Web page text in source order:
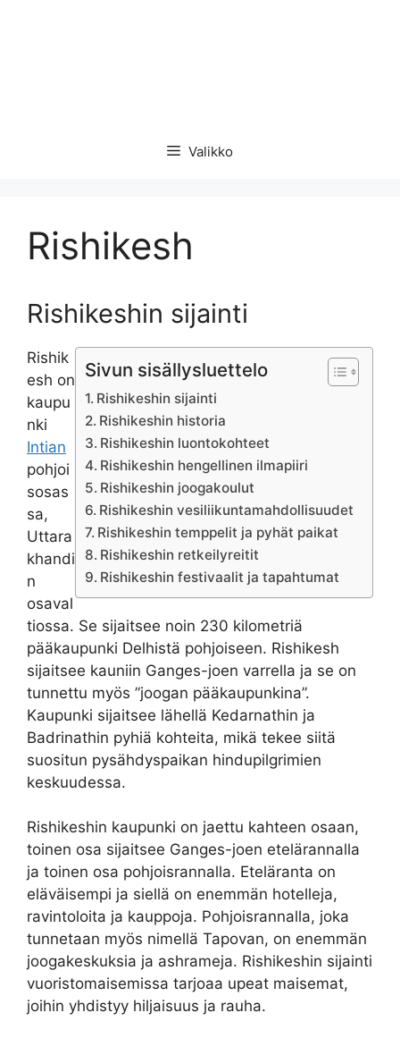
Valikko
Rishikesh
Rishikeshin sijainti
Sivun sisällysluettelo
Rishikeshin sijainti
Rishikeshin historia
Rishikeshin luontokohteet
Rishikeshin hengellinen ilmapiiri
Rishikeshin joogakoulut
Rishikeshin vesiliikuntamahdollisuudet
Rishikeshin temppelit ja pyhät paikat
Rishikeshin retkeilyreitit
Rishikeshin festivaalit ja tapahtumat
Rishik
esh on
kaupu
nki
Intian
pohjoi
sosas
sa,
Uttara
khandi
n
osaval
tiossa. Se sijaitsee noin 230 kilometriä
pääkaupunki Delhistä pohjoiseen. Rishikesh
sijaitsee kauniin Ganges-joen varrella ja se on
tunnettu myös ”joogan pääkaupunkina”.
Kaupunki sijaitsee lähellä Kedarnathin ja
Badrinathin pyhiä kohteita, mikä tekee siitä
suositun pysähdyspaikan hindupilgrimien
keskuudessa.
Rishikeshin kaupunki on jaettu kahteen osaan,
toinen osa sijaitsee Ganges-joen etelärannalla
ja toinen osa pohjoisrannalla. Eteläranta on
eläväisempi ja siellä on enemmän hotelleja,
ravintoloita ja kauppoja. Pohjoisrannalla, joka
tunnetaan myös nimellä Tapovan, on enemmän
joogakeskuksia ja ashrameja. Rishikeshin sijainti
vuoristomaisemissa tarjoaa upeat maisemat,
joihin yhdistyy hiljaisuus ja rauha.